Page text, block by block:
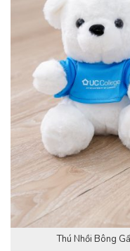
Thú Nhồi Bông